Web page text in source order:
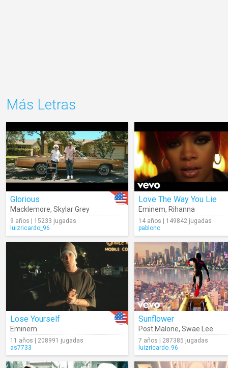
Más Letras
Glorious
Macklemore, Skylar Grey
9 años | 15233 jugadas
luizricardo_96
Love The Way You Lie
Eminem, Rihanna
14 años | 149842 jugadas
pablonc
Lose Yourself
Eminem
11 años | 208991 jugadas
as7733
Sunflower
Post Malone, Swae Lee
7 años | 287385 jugadas
luizricardo_96